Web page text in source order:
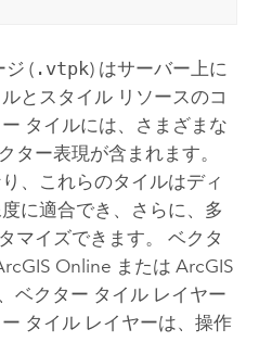
ジ ( .vtpk) はサーバー上に
とスタイル リソースのコ
タイルには、さまざまな
ター表現が含まれます。
、これらのタイルはディ
に適合でき、さらに、多
マイズできます。 ベクタ
Online または ArcGIS
ベクター タイル レイヤー
タイル レイヤーは、操作